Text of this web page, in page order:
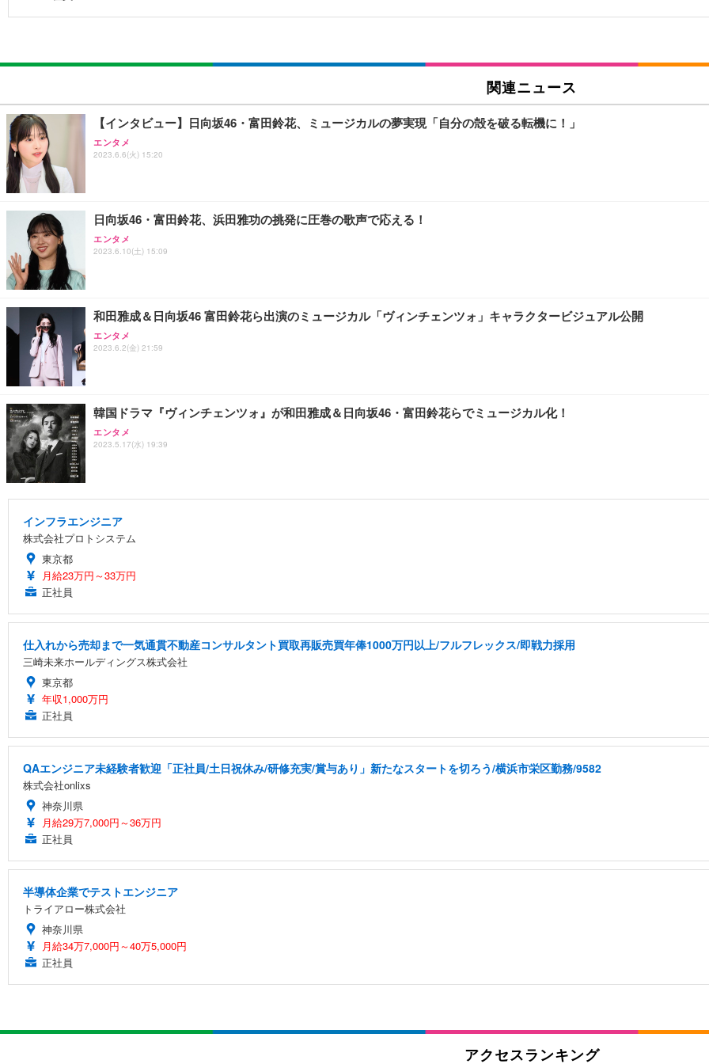
関連ニュース
【インタビュー】日向坂46・富田鈴花、ミュージカルの夢実現「自分の殻を破る転機に！」
エンタメ
2023.6.6(火) 15:20
日向坂46・富田鈴花、浜田雅功の挑発に圧巻の歌声で応える！
エンタメ
2023.6.10(土) 15:09
和田雅成＆日向坂46 富田鈴花ら出演のミュージカル「ヴィンチェンツォ」キャラクタービジュアル公開
エンタメ
2023.6.2(金) 21:59
韓国ドラマ『ヴィンチェンツォ』が和田雅成＆日向坂46・富田鈴花らでミュージカル化！
エンタメ
2023.5.17(水) 19:39
インフラエンジニア
株式会社プロトシステム
東京都
月給23万円～33万円
正社員
仕入れから売却まで一気通貫不動産コンサルタント買取再販売買年俸1000万円以上/フルフレックス/即戦力採用
三崎未来ホールディングス株式会社
東京都
年収1,000万円
正社員
QAエンジニア未経験者歓迎「正社員/土日祝休み/研修充実/賞与あり」新たなスタートを切ろう/横浜市栄区勤務/9582
株式会社onlixs
神奈川県
月給29万7,000円～36万円
正社員
半導体企業でテストエンジニア
トライアロー株式会社
神奈川県
月給34万7,000円～40万5,000円
正社員
アクセスランキング